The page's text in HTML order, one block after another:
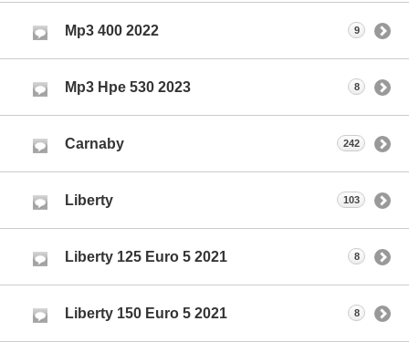
Mp3 400 2022 9
Mp3 Hpe 530 2023 8
Carnaby 242
Liberty 103
Liberty 125 Euro 5 2021 8
Liberty 150 Euro 5 2021 8